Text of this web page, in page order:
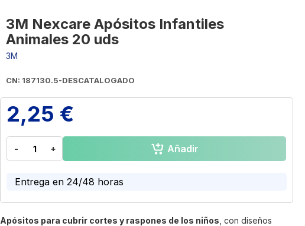
3M Nexcare Apósitos Infantiles
Animales 20 uds
3M
CN: 187130.5-DESCATALOGADO
2,25 €
- + Añadir
Entrega en 24/48 horas
Apósitos para cubrir cortes y raspones de los niños , con diseños